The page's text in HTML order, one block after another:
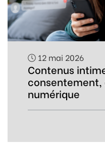
12 mai 2026
Contenus
consentement,
numérique